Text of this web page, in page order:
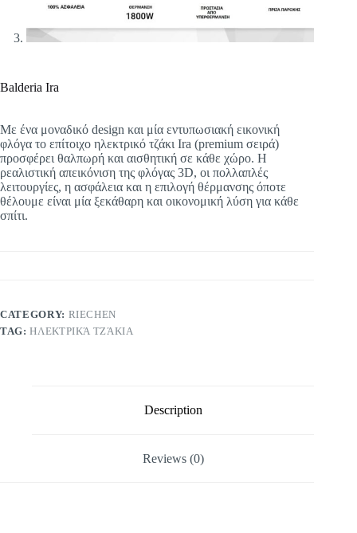
Balderia Ira
Με ένα μοναδικό design και μία εντυπωσιακή εικονική
φλόγα το επίτοιχο ηλεκτρικό τζάκι Ira (premium σειρά)
προσφέρει θαλπωρή και αισθητική σε κάθε χώρο. Η
ρεαλιστική απεικόνιση της φλόγας 3D, οι πολλαπλές
λειτουργίες, η ασφάλεια και η επιλογή θέρμανσης όποτε
θέλουμε είναι μία ξεκάθαρη και οικονομική λύση για κάθε
σπίτι.
CATEGORY: RIECHEN
TAG:ΗΛΕΚΤΡΙΚΆ ΤΖΆΚΙΑ
Description
Reviews (0)